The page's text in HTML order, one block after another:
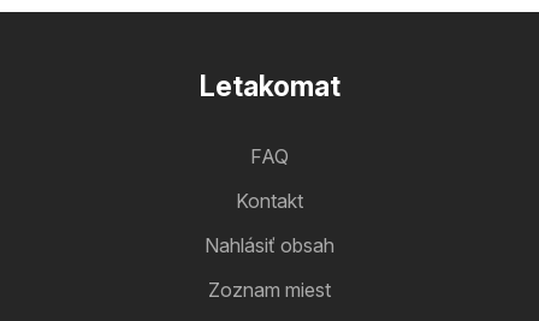
Letakomat
FAQ
Kontakt
Nahlásiť obsah
Zoznam miest